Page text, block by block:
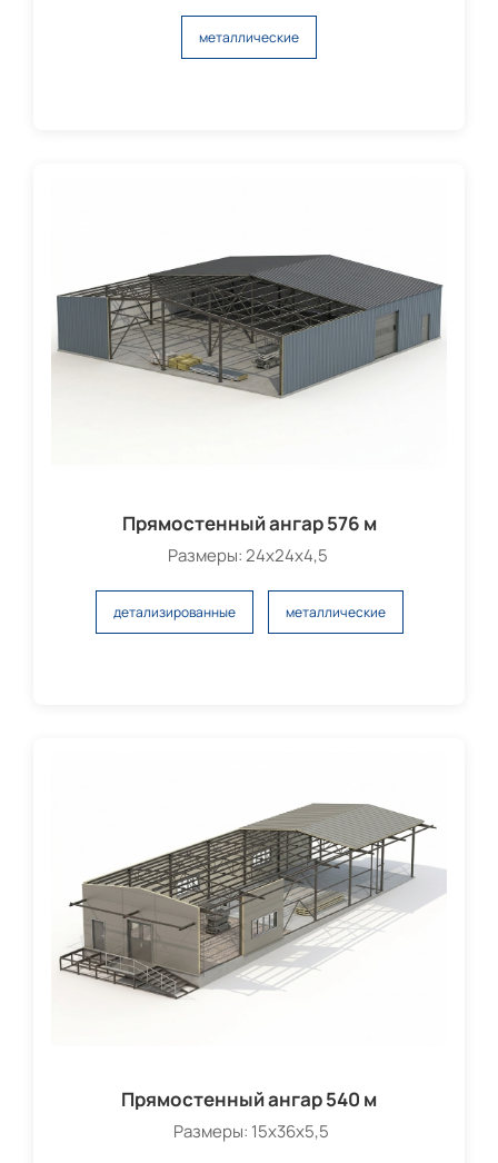
металлические
Прямостенный ангар 576 м
Размеры: 24х24х4,5
детализированные металлические
Прямостенный ангар 540 м
Размеры: 15х36х5,5